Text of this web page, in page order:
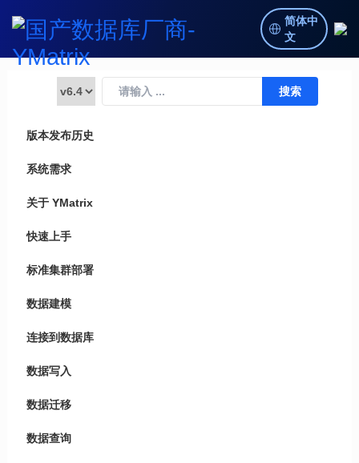
简体中
文
版本发布历史
系统需求
关于 YMatrix
快速上手
标准集群部署
数据建模
连接到数据库
数据写入
数据迁移
数据查询